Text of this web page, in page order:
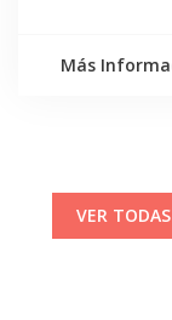
Más
VER